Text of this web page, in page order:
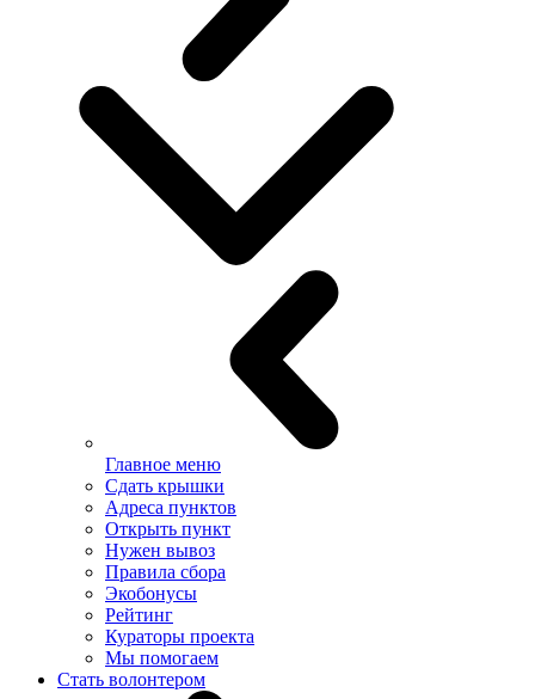
Главное меню
Сдать крышки
Адреса пунктов
Открыть пункт
Нужен вывоз
Правила сбора
Экобонусы
Рейтинг
Кураторы проекта
Мы помогаем
Стать волонтером